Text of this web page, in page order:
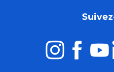
Art Péros – Dark Swallows